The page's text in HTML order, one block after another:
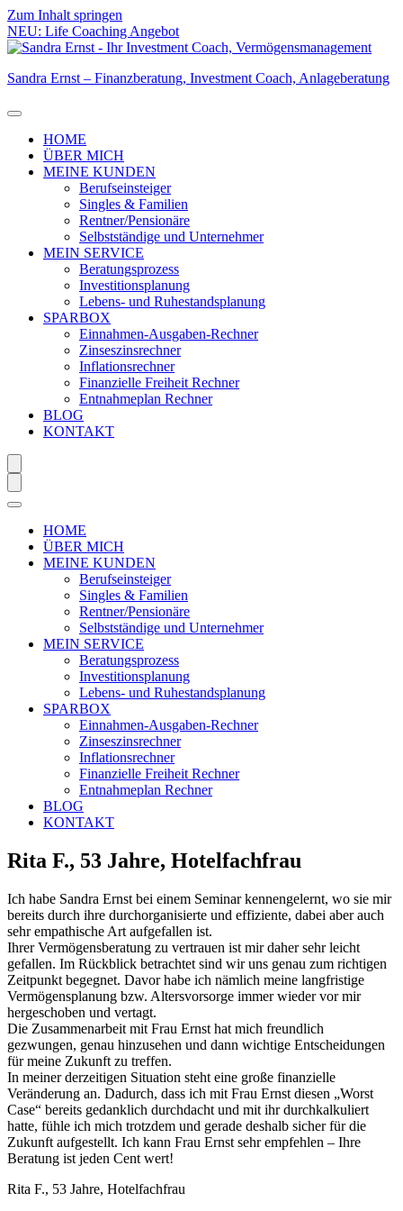
Zum Inhalt springen
NEU: Life Coaching Angebot
Sandra Ernst – Finanzberatung, Investment Coach, Anlageberatung
HOME
ÜBER MICH
MEINE KUNDEN
Berufseinsteiger
Singles & Familien
Rentner/Pensionäre
Selbstständige und Unternehmer
MEIN SERVICE
Beratungsprozess
Investitionsplanung
Lebens- und Ruhestandsplanung
SPARBOX
Einnahmen-Ausgaben-Rechner
Zinseszinsrechner
Inflationsrechner
Finanzielle Freiheit Rechner
Entnahmeplan Rechner
BLOG
KONTAKT
HOME
ÜBER MICH
MEINE KUNDEN
Berufseinsteiger
Singles & Familien
Rentner/Pensionäre
Selbstständige und Unternehmer
MEIN SERVICE
Beratungsprozess
Investitionsplanung
Lebens- und Ruhestandsplanung
SPARBOX
Einnahmen-Ausgaben-Rechner
Zinseszinsrechner
Inflationsrechner
Finanzielle Freiheit Rechner
Entnahmeplan Rechner
BLOG
KONTAKT
Rita F., 53 Jahre, Hotelfachfrau
Ich habe Sandra Ernst bei einem Seminar kennengelernt, wo sie mir
bereits durch ihre durchorganisierte und effiziente, dabei aber auch
sehr empathische Art aufgefallen ist.
Ihrer Vermögensberatung zu vertrauen ist mir daher sehr leicht
gefallen. Im Rückblick betrachtet sind wir uns genau zum richtigen
Zeitpunkt begegnet. Davor habe ich nämlich meine langfristige
Vermögensplanung bzw. Altersvorsorge immer wieder vor mir
hergeschoben und vertagt.
Die Zusammenarbeit mit Frau Ernst hat mich freundlich
gezwungen, genau hinzusehen und dann wichtige Entscheidungen
für meine Zukunft zu treffen.
In meiner derzeitigen Situation steht eine große finanzielle
Veränderung an. Dadurch, dass ich mit Frau Ernst diesen „Worst
Case“ bereits gedanklich durchdacht und mit ihr durchkalkuliert
hatte, fühle ich mich trotzdem und gerade deshalb sicher für die
Zukunft aufgestellt. Ich kann Frau Ernst sehr empfehlen – Ihre
Beratung ist jeden Cent wert!
Rita F., 53 Jahre, Hotelfachfrau